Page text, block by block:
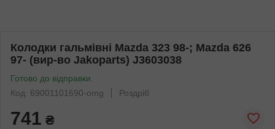
Колодки гальмівні Mazda 323 98-; Mazda 626
97- (вир-во Jakoparts) J3603038
Готово до відправки
Код: 69001101690-omg
Роздріб
741 ₴